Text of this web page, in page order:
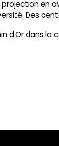
en
Des
d’Or dans